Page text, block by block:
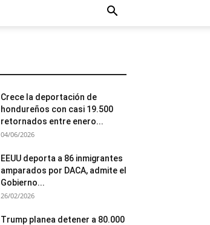
Crece la deportación de
hondureños con casi 19.500
retornados entre enero...
04/06/2026
EEUU deporta a 86 inmigrantes
amparados por DACA, admite el
Gobierno...
26/02/2026
Trump planea detener a 80.000